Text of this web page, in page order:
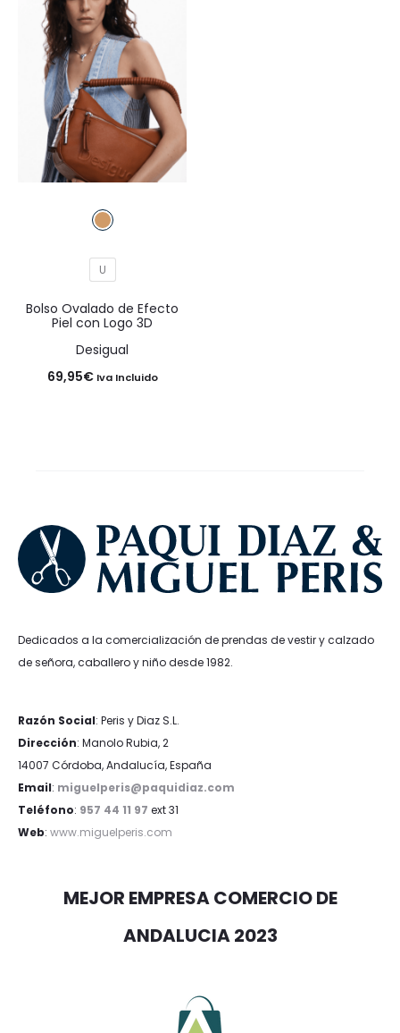
89,95€.
U
Bolso Ovalado de Efecto
Piel con Logo 3D
Desigual
69,95€ Iva Incluido
Dedicados a la comercialización de prendas de vestir y calzado
de señora, caballero y niño desde 1982.
Razón Social: Peris y Diaz S.L.
Dirección: Manolo Rubia, 2
14007 Córdoba, Andalucía, España
Email: miguelperis@paquidiaz.com
Teléfono: 957 44 11 97 ext 31
Web: www.miguelperis.com
MEJOR EMPRESA COMERCIO DE
ANDALUCIA 2023